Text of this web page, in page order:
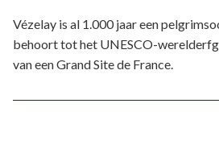
Vézelay is al 1.000 jaar een
behoort tot het UNESCO-
van een Grand Site de France.